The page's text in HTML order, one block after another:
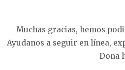
Muchas gracias, hemos
Ayudanos a seguir en línea,
Dona